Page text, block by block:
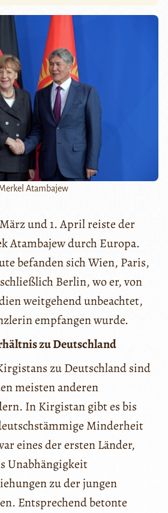
Atambajew
und 1. April reiste der
Atambajew durch Europa.
befanden sich Wien, Paris,
Berlin, wo er, von
weitgehend unbeachtet,
empfangen wurde.
zu Deutschland
zu Deutschland sind
meisten anderen
In Kirgistan gibt es bis
Minderheit
eines der ersten Länder,
Unabhängigkeit
zu der jungen
Entsprechend betonte